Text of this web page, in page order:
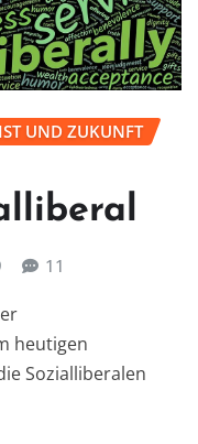
UND ZUKUNFT
11
heutigen
Sozialliberalen